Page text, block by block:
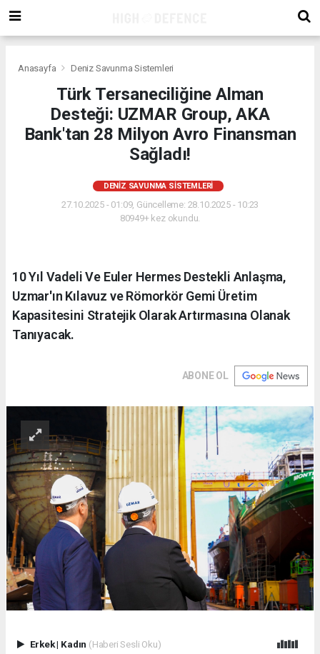
Anasayfa Deniz Savunma Sistemleri
Türk Tersaneciliğine Alman
Desteği: UZMAR Group, AKA
Bank'tan 28 Milyon Avro Finansman
Sağladı!
DENIZ SAVUNMA SISTEMLERI
27.10.2025 - 01:09, Güncelleme: 28.10.2025 - 10:23
80949+ kez okundu.
10 Yıl Vadeli Ve Euler Hermes Destekli Anlaşma,
Uzmar'ın Kılavuz ve Römorkör Gemi Üretim
Kapasitesini Stratejik Olarak Artırmasına Olanak
Tanıyacak.
ABONE OL
Erkek| Kadın (Haberi Sesli Oku)